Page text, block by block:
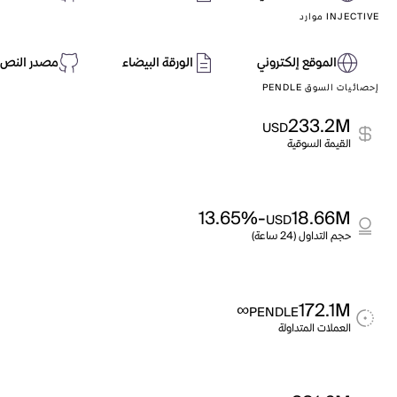
INJECTIVE موارد
الموقع إلكتروني الورقة البيضاء مصدر النص
إحصائيات السوق PENDLE
233.2M
USD
القيمة السوقية
18.66M
USD
-13.65%
حجم التداول (24 ساعة)
172.1M
PENDLE
∞
العملات المتداولة